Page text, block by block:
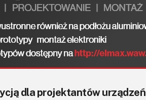
dla projektantów urządzeń